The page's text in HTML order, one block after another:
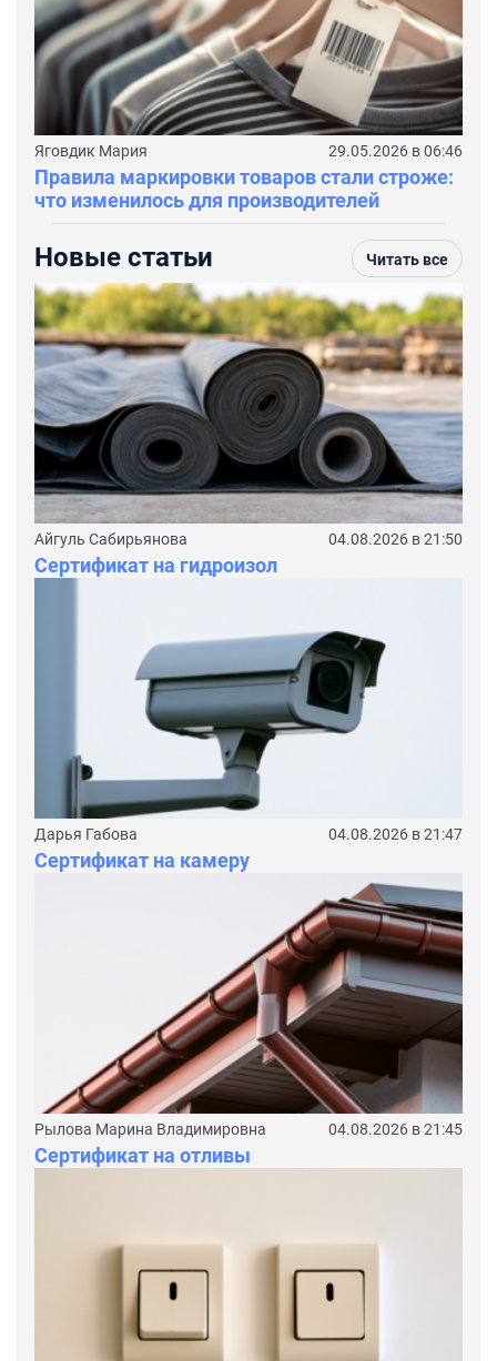
Яговдик Мария 29.05.2026 в 06:46
Правила маркировки товаров стали строже:
что изменилось для производителей
Новые статьи Читать все
Айгуль Сабирьянова 04.08.2026 в 21:50
Сертификат на гидроизол
Дарья Габова 04.08.2026 в 21:47
Сертификат на камеру
Рылова Марина Владимировна 04.08.2026 в 21:45
Сертификат на отливы